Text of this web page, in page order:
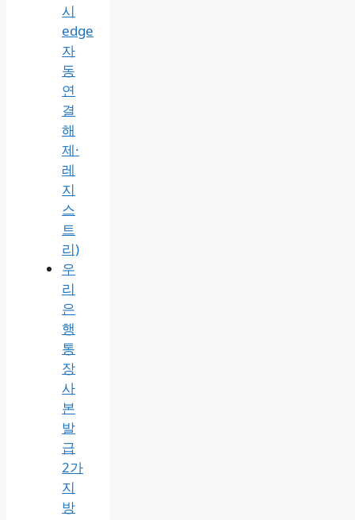
시
edge
자
동
연
결
해
제·
레
지
스
트
리)
우
리
은
행
통
장
사
본
발
급
2가
지
방